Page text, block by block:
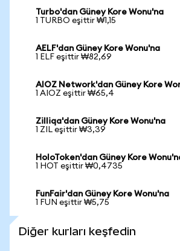
Turbo'dan Güney Kore Wonu'na
1 TURBO eşittir ₩1,15
AELF'dan Güney Kore Wonu'na
1 ELF eşittir ₩82,69
AIOZ Network'dan Güney Kore
1 AIOZ eşittir ₩65,4
Zilliqa'dan Güney Kore Wonu'na
1 ZIL eşittir ₩3,39
HoloToken'dan Güney Kore
1 HOT eşittir ₩0,4735
FunFair'dan Güney Kore Wonu'na
1 FUN eşittir ₩5,75
Diğer kurları keşfedin